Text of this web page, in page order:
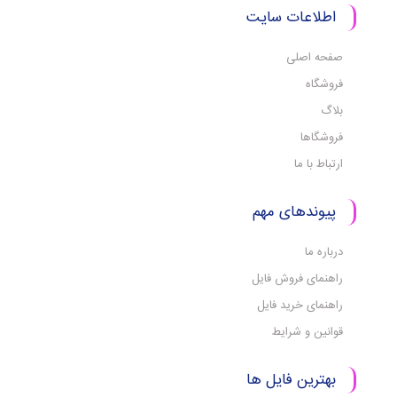
اطلاعات سایت
صفحه اصلی
فروشگاه
بلاگ
فروشگاها
ارتباط با ما
پیوندهای مهم
درباره ما
راهنمای فروش فایل
راهنمای خرید فایل
قوانین و شرایط
بهترین فایل ها